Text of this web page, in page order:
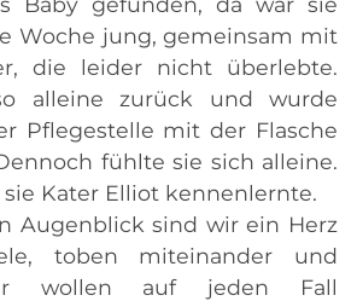
Woche jung, gemeinsam mit
die leider nicht überlebte.
alleine zurück und wurde
Pflegestelle mit der Flasche
fühlte sie sich alleine.
sie Kater Elliot kennenlernte.
Augenblick sind wir ein Herz
toben miteinander und
wollen auf jeden Fall